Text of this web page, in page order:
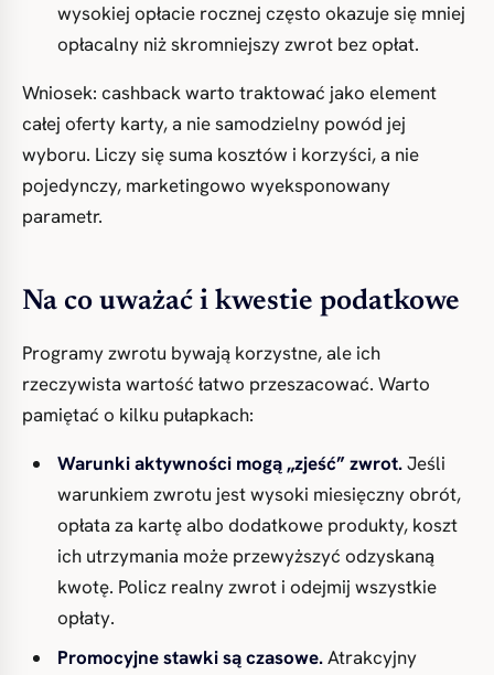
wysokiej opłacie rocznej często okazuje się mniej
opłacalny niż skromniejszy zwrot bez opłat.
Wniosek: cashback warto traktować jako element
całej oferty karty, a nie samodzielny powód jej
wyboru. Liczy się suma kosztów i korzyści, a nie
pojedynczy, marketingowo wyeksponowany
parametr.
Na co uważać i kwestie podatkowe
Programy zwrotu bywają korzystne, ale ich
rzeczywista wartość łatwo przeszacować. Warto
pamiętać o kilku pułapkach:
Warunki aktywności mogą „zjeść” zwrot.Jeśli
warunkiem zwrotu jest wysoki miesięczny obrót,
opłata za kartę albo dodatkowe produkty, koszt
ich utrzymania może przewyższyć odzyskaną
kwotę. Policz realny zwrot i odejmij wszystkie
opłaty.
Promocyjne stawki są czasowe.Atrakcyjny